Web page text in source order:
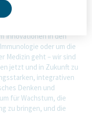
biopharmazeutisches
Innovationen in den
oder um die
Medizin geht – wir sind
jetzt und in Zukunft zu
integrativen
Denken und
für Wachstum, die
zu bringen, und die
zu verbessern.